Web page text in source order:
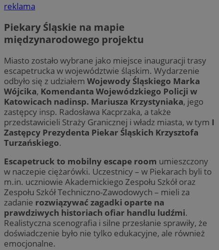
reklama
Piekary Śląskie na mapie
międzynarodowego projektu
Miasto zostało wybrane jako miejsce inauguracji trasy
escapetrucka w województwie śląskim. Wydarzenie
odbyło się z udziałem Wojewody Śląskiego Marka
Wójcika, Komendanta Wojewódzkiego Policji w
Katowicach nadinsp. Mariusza Krzystyniaka, jego
zastępcy insp. Radosława Kacprzaka, a także
przedstawicieli Straży Granicznej i władz miasta, w tym I
Zastępcy Prezydenta Piekar Śląskich Krzysztofa
Turzańskiego.
Escapetruck to mobilny escape room umieszczony
w naczepie ciężarówki. Uczestnicy – w Piekarach byli to
m.in. uczniowie Akademickiego Zespołu Szkół oraz
Zespołu Szkół Techniczno-Zawodowych – mieli za
zadanie rozwiązywać zagadki oparte na
prawdziwych historiach ofiar handlu ludźmi.
Realistyczna scenografia i silne przesłanie sprawiły, że
doświadczenie było nie tylko edukacyjne, ale również
emocjonalne.